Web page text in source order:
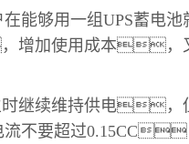
够用一组UPS蓄电
增加使用成本，
继续维持供电，
不要超过0.15CC